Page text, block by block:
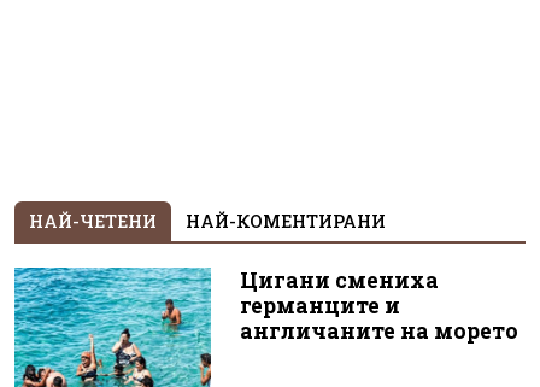
НАЙ-ЧЕТЕНИ НАЙ-КОМЕНТИРАНИ
Цигани смениха
германците и
англичаните на морето